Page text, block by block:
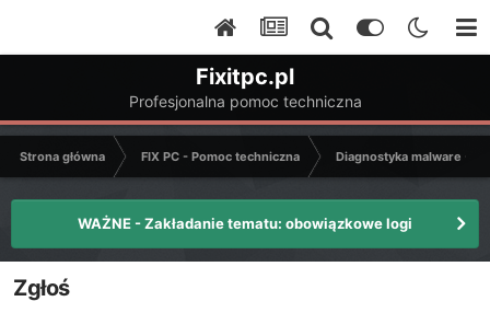
Fixitpc.pl
Profesjonalna pomoc techniczna
Strona główna FIX PC - Pomoc techniczna Diagnostyka malware -
WAŻNE - Zakładanie tematu: obowiązkowe logi
Zgłoś